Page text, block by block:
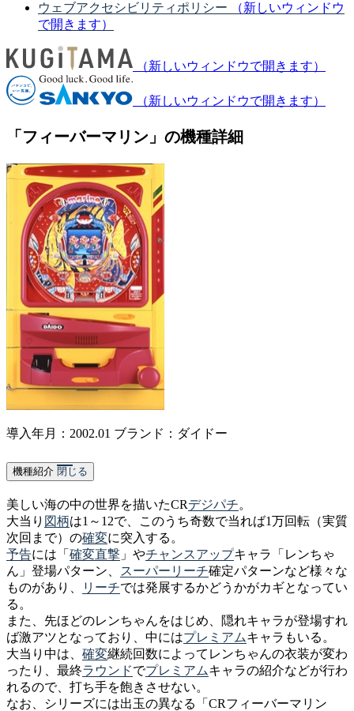
ウェブアクセシビリティポリシー
（新しいウィンドウ
で開きます）
（新しいウィンドウで開きます）
（新しいウィンドウで開きます）
「フィーバーマリン」の機種詳細
導入年月：2002.01 ブランド：ダイドー
機種紹介 閉じる
美しい海の中の世界を描いたCRデジパチ。
大当り 図柄は1～12で、このうち奇数で当れば1万回転（実質
次回まで）の確変に突入する。
予告には「 確変直撃 」やチャンスアップキャラ「レンちゃ
ん」登場パターン、
スーパーリーチ確定パターンなど様々な
ものがあり、
リーチでは発展するかどうかがカギとなってい
る。
また、先ほどのレンちゃんをはじめ、隠れキャラが登場すれ
ば激アツとなっており、中にはプレミアムキャラもいる。
大当り中は、 確変継続回数によってレンちゃんの衣装が変わ
ったり、最終ラウンドでプレミアムキャラの紹介などが行わ
れるので、打ち手を飽きさせない。
なお、シリーズには出玉の異なる「CRフィーバーマリン